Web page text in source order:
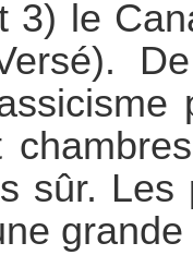
3) le
sûr.